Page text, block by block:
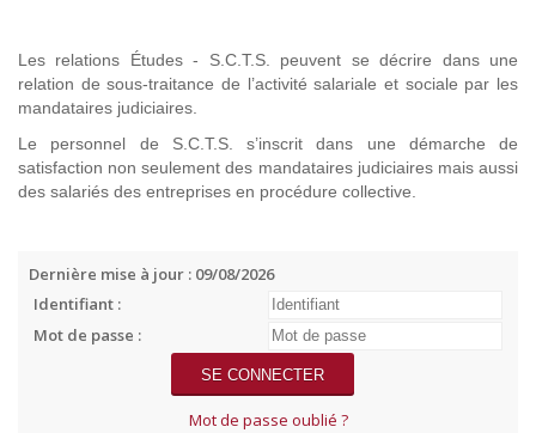
Les relations Études - S.C.T.S. peuvent se décrire dans une
relation de sous-traitance de l’activité salariale et sociale par les
mandataires judiciaires.
Le personnel de S.C.T.S. s’inscrit dans une démarche de
satisfaction non seulement des mandataires judiciaires mais aussi
des salariés des entreprises en procédure collective.
Dernière mise à jour : 09/08/2026
Identifiant :
Mot de passe :
Mot de passe oublié ?